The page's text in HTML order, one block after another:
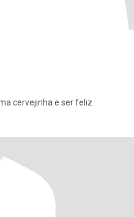
Gosto de dançar forro de tomar uma cervejinha e ser feliz